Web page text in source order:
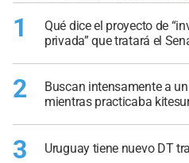
1
Qué dice el proyecto de
privada” que tratará el
2
Buscan intensamente a
mientras practicaba
3 Uruguay tiene nuevo DT